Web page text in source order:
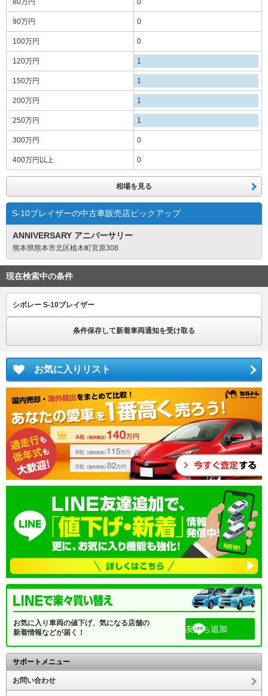
80万円
90万円
100万円
120万円
150万円
200万円
250万円
300万円
400万円以上
0
0
0
1
1
1
1
0
0
相場を見る
S-10ブレイザーの中古車販売店ピックアップ
ANNIVERSARY アニバーサリー
熊本県熊本市北区植木町宮原308
現在検索中の条件
シボレー S-10ブレイザー
条件保存して新着車両通知を受け取る
お気に入りリスト
お気に入り車両の値下げ、気になる店舗の
新着情報などが届く！
友だち追加
サポートメニュー
お問い合わせ